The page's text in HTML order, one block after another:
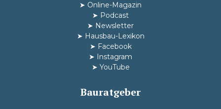
➤ Online-Magazin
➤ Podcast
➤ Newsletter
➤ Hausbau-Lexikon
➤ Facebook
➤ Instagram
➤ YouTube
Bauratgeber